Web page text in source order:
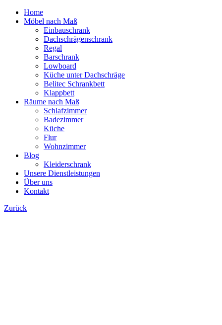
Home
Möbel nach Maß
Einbauschrank
Dachschrägenschrank
Regal
Barschrank
Lowboard
Küche unter Dachschräge
Belitec Schrankbett
Klappbett
Räume nach Maß
Schlafzimmer
Badezimmer
Küche
Flur
Wohnzimmer
Blog
Kleiderschrank
Unsere Dienstleistungen
Über uns
Kontakt
Zurück